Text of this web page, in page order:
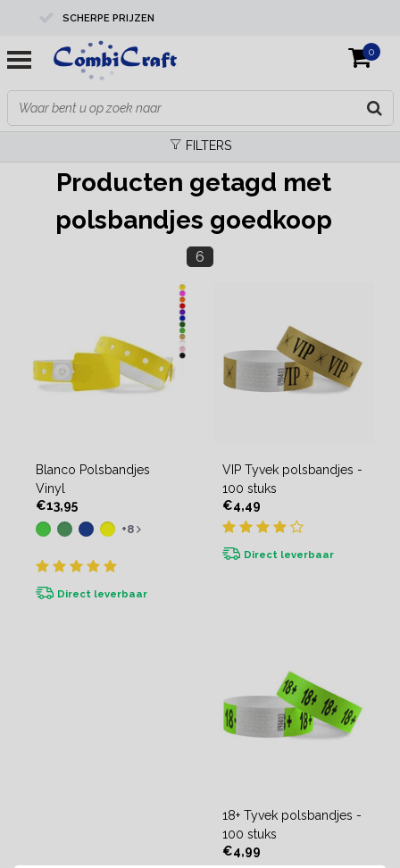
SCHERPE PRIJZEN
PROFESSIONELE KWALITEIT
EXPERTS IN MAATWERK
0
FILTERS
Producten getagd met
polsbandjes goedkoop
6
Blanco Polsbandjes
Vinyl
€13,95
+8
Direct leverbaar
VIP Tyvek polsbandjes -
100 stuks
€4,49
Direct leverbaar
18+ Tyvek polsbandjes -
100 stuks
€4,99